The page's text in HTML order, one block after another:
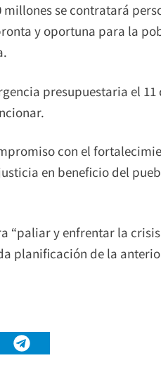
millones se contratará
y oportuna para la
presupuestaria el 11
con el
en beneficio del
“paliar y enfrentar la
planificación de la